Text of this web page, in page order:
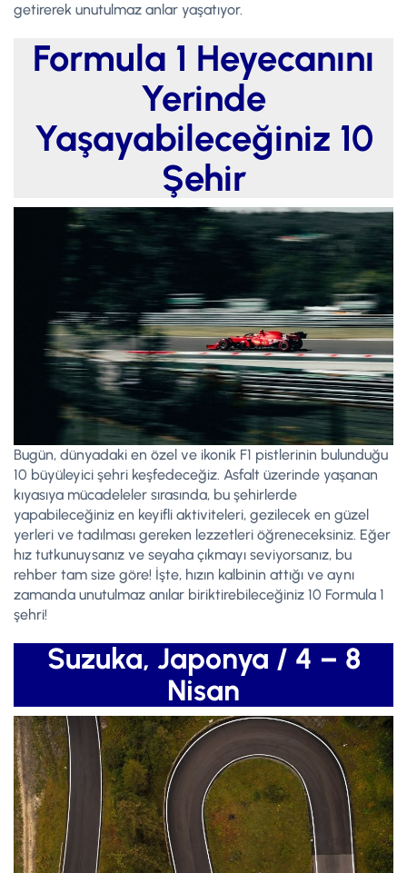
getirerek unutulmaz anlar yaşatıyor.
Formula 1 Heyecanını
Yerinde
Yaşayabileceğiniz 10
Şehir
Bugün, dünyadaki en özel ve ikonik F1 pistlerinin bulunduğu
10 büyüleyici şehri keşfedeceğiz. Asfalt üzerinde yaşanan
kıyasıya mücadeleler sırasında, bu şehirlerde
yapabileceğiniz en keyifli aktiviteleri, gezilecek en güzel
yerleri ve tadılması gereken lezzetleri öğreneceksiniz. Eğer
hız tutkunuysanız ve seyaha çıkmayı seviyorsanız, bu
rehber tam size göre! İşte, hızın kalbinin attığı ve aynı
zamanda unutulmaz anılar biriktirebileceğiniz 10 Formula 1
şehri!
Suzuka, Japonya / 4 – 8
Nisan